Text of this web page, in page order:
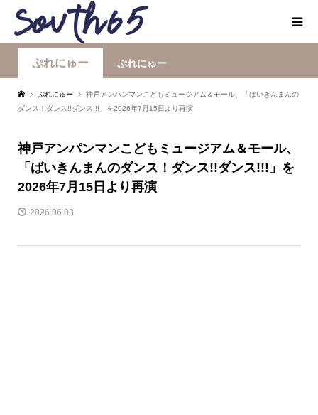
ぷれにゅー ぷれにゅー
ぷれにゅー
神戸アンパンマンこどもミュージアム＆モール、「ばいきんまんの
ダンス！ダンス!!ダンス!!!」を2026年7月15日より再演
神戸アンパンマンこどもミュージアム＆モール、
「ばいきんまんのダンス！ダンス!!ダンス!!!」を
2026年7月15日より再演
2026.06.03